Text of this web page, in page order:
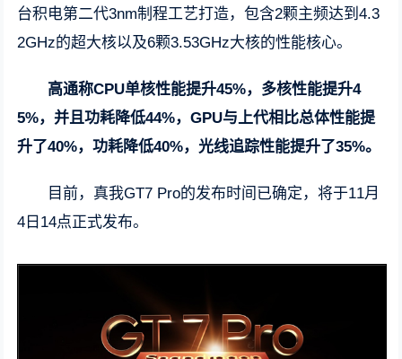
台积电第二代3nm制程工艺打造，包含2颗主频达到4.3
2GHz的超大核以及6颗3.53GHz大核的性能核心。
高通称CPU单核性能提升45%，多核性能提升4
5%，并且功耗降低44%，GPU与上代相比总体性能提
升了40%，功耗降低40%，光线追踪性能提升了35%。
目前，真我GT7 Pro的发布时间已确定，将于11月
4日14点正式发布。